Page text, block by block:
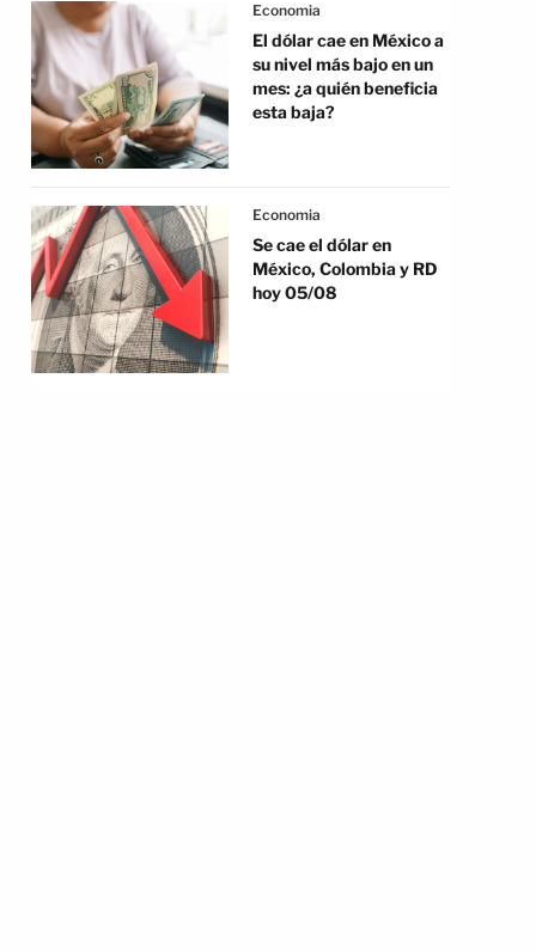
Economia
El dólar cae en México a
su nivel más bajo en un
mes: ¿a quién beneficia
esta baja?
Economia
Se cae el dólar en
México, Colombia y RD
hoy 05/08